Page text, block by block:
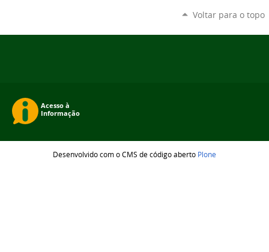
Voltar para o topo
Desenvolvido com o CMS de código aberto Plone